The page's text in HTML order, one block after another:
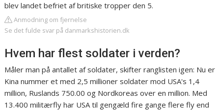
blev landet befriet af britiske tropper den 5.
Anmodning om fjernelse
Se det fulde svar på danmarkshistorien.dk
Hvem har flest soldater i verden?
Måler man på antallet af soldater, skifter ranglisten igen: Nu er
Kina nummer et med 2,5 millioner soldater mod USA's 1,4
million, Ruslands 750.00 og Nordkoreas over en million. Med
13.400 militærfly har USA til gengæld fire gange flere fly end